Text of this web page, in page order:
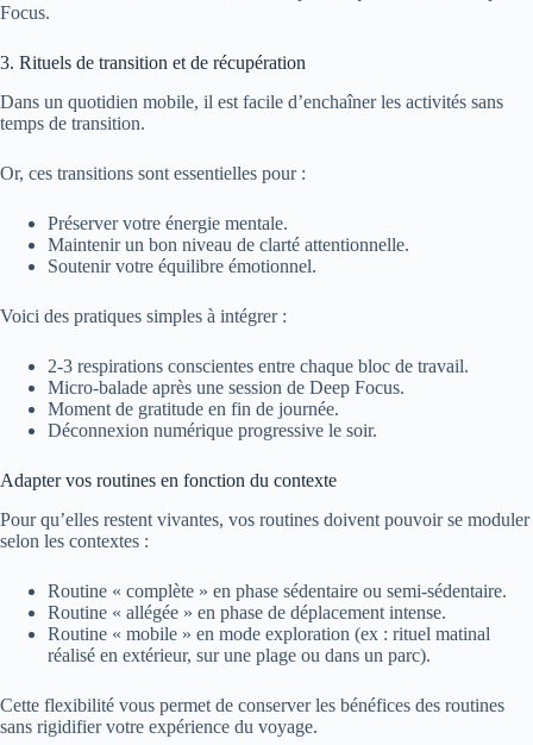
Focus.
3. Rituels de transition et de récupération
Dans un quotidien mobile, il est facile d’enchaîner les activités sans
temps de transition.
Or, ces transitions sont essentielles pour :
Préserver votre énergie mentale.
Maintenir un bon niveau de clarté attentionnelle.
Soutenir votre équilibre émotionnel.
Voici des pratiques simples à intégrer :
2-3 respirations conscientes entre chaque bloc de travail.
Micro-balade après une session de Deep Focus.
Moment de gratitude en fin de journée.
Déconnexion numérique progressive le soir.
Adapter vos routines en fonction du contexte
Pour qu’elles restent vivantes, vos routines doivent pouvoir se moduler
selon les contextes :
Routine « complète » en phase sédentaire ou semi-sédentaire.
Routine « allégée » en phase de déplacement intense.
Routine « mobile » en mode exploration (ex : rituel matinal
réalisé en extérieur, sur une plage ou dans un parc).
Cette flexibilité vous permet de conserver les bénéfices des routines
sans rigidifier votre expérience du voyage.